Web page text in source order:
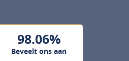
98.06%
Beveelt ons aan